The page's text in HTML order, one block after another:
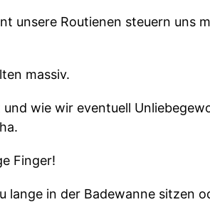
unsere Routienen steuern uns
massiv.
wie wir eventuell
Finger!
lange in der Badewanne sitzen